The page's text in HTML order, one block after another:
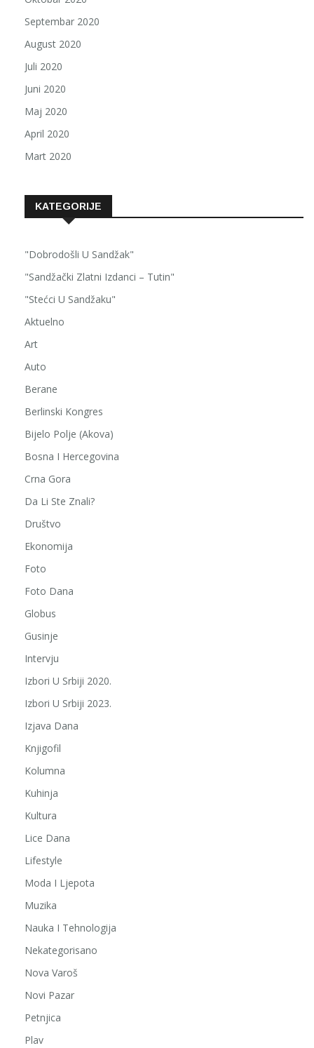
Septembar 2020
August 2020
Juli 2020
Juni 2020
Maj 2020
April 2020
Mart 2020
KATEGORIJE
"Dobrodošli U Sandžak"
"Sandžački Zlatni Izdanci – Tutin"
"Stećci U Sandžaku"
Aktuelno
Art
Auto
Berane
Berlinski Kongres
Bijelo Polje (Akova)
Bosna I Hercegovina
Crna Gora
Da Li Ste Znali?
Društvo
Ekonomija
Foto
Foto Dana
Globus
Gusinje
Intervju
Izbori U Srbiji 2020.
Izbori U Srbiji 2023.
Izjava Dana
Knjigofil
Kolumna
Kuhinja
Kultura
Lice Dana
Lifestyle
Moda I Ljepota
Muzika
Nauka I Tehnologija
Nekategorisano
Nova Varoš
Novi Pazar
Petnjica
Plav